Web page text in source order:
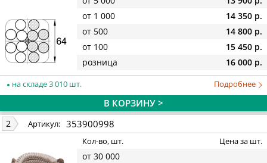
от 1 000
14 350 р.
от 500
14 800 р.
от 100
15 450 р.
розница
16 000 р.
на складе 3 010 шт. Подробнее
В КОРЗИНУ >
2 Артикул: 353900998
Кол-во, шт. Цена за шт.
от 30 000